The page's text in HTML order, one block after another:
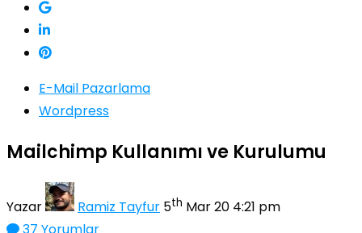
E-Mail Pazarlama
Wordpress
Mailchimp Kullanımı ve Kurulumu
Yazar Ramiz Tayfur 5th Mar 20 4:21 pm